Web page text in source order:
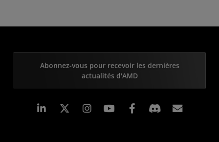
Abonnez-vous pour recevoir les dernières
actualités d'AMD
LinkedIn Instagram Facebook